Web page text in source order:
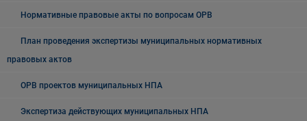
Нормативные правовые акты по вопросам ОРВ
План проведения экспертизы муниципальных нормативных
правовых актов
ОРВ проектов муниципальных НПА
Экспертиза действующих муниципальных НПА